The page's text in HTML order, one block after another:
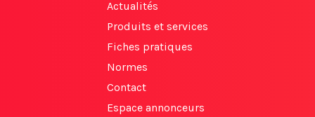
Actualités
Produits et services
Fiches pratiques
Normes
Contact
Espace annonceurs